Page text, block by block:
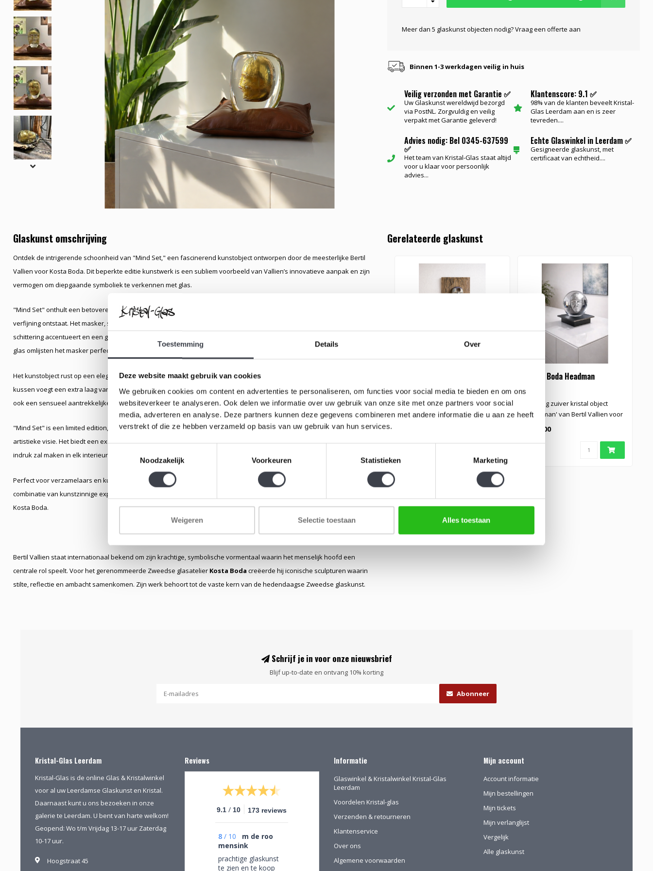
Toestemming Details Over
Deze website maakt gebruik van cookies
We gebruiken cookies om content en advertenties te personaliseren, om functies voor social media te bieden en om ons
websiteverkeer te analyseren. Ook delen we informatie over uw gebruik van onze site met onze partners voor social
media, adverteren en analyse. Deze partners kunnen deze gegevens combineren met andere informatie die u aan ze heeft
verstrekt of die ze hebben verzameld op basis van uw gebruik van hun services.
Noodzakelijk
Voorkeuren Statistieken Marketing
Weigeren Selectie toestaan Alles toestaan
Meer dan 5 glaskunst objecten nodig? Vraag een offerte aan
Binnen 1-3 werkdagen veilig in huis
Veilig verzonden met Garantie ✅
Uw Glaskunst wereldwijd bezorgd
via PostNL. Zorgvuldig en veilig
verpakt met Garantie geleverd!
Klantenscore: 9.1 ✅
98% van de klanten beveelt Kristal-
Glas Leerdam aan en is zeer
tevreden....
Advies nodig: Bel 0345-637599
✅
Het team van Kristal-Glas staat altijd
voor u klaar voor persoonlijk
advies...
Echte Glaswinkel in Leerdam ✅
Gesigneerde glaskunst, met
certificaat van echtheid....
Glaskunst omschrijving
Ontdek de intrigerende schoonheid van "Mind Set," een fascinerend kunstobject ontworpen door de meesterlijke Bertil
Vallien voor Kosta Boda. Dit beperkte editie kunstwerk is een subliem voorbeeld van Vallien’s innovatieve aanpak en zijn
vermogen om diepgaande symboliek te verkennen met glas.
"Mind Set" onthult een betoverend bladgouden masker in de kern van het object, waardoor een gevoel van mysterie en
verfijning ontstaat. Het masker, subtiel ingesloten in het heldere glas, reflecteert het licht op een manier die de gouden
schittering accentueert en een gevoel van luxe en diepte toevoegt aan het ontwerp. De heldere, vloeiende lijnen van het
glas omlijsten het masker perfect, waardoor een harmonieuze balans tussen transparantie en soliditeit ontstaat.
Het kunstobject rust op een elegant bruin lederen kussen dat de luxe en exclusiviteit van het stuk onderstreept. Dit
kussen voegt een extra laag van verfijning en comfort toe, waardoor het object niet alleen een visueel kunstwerk is, maar
ook een sensueel aantrekkelijke ervaring biedt.
"Mind Set" is een limited edition, wat betekent dat elk stuk een uniek voorbeeld is van Vallien’s vakmanschap en
artistieke visie. Het biedt een exclusieve kans om een waardevol en tijdloos kunstwerk te bezitten dat een diepgaande
indruk zal maken in elk interieur.
Perfect voor verzamelaars en kunstliefhebbers die op zoek zijn naar een statement piece, biedt "Mind Set" een
combinatie van kunstzinnige expressie, luxe en ambachtelijke perfectie, een waar meesterwerk van Bertil Vallien en
Kosta Boda.
Bertil Vallien staat internationaal bekend om zijn krachtige, symbolische vormentaal waarin het menselijk hoofd een
centrale rol speelt. Voor het gerenommeerde Zweedse glasatelier Kosta Boda creëerde hij iconische sculpturen waarin
stilte, reflectie en ambacht samenkomen. Zijn werk behoort tot de vaste kern van de hedendaagse Zweedse glaskunst.
Gerelateerde glaskunst
Vallien
Unieke sculptuur naar ontwerp
van Bertil Vallien.
Kosta Boda Headman
Prachtig zuiver kristal object
'Headman' van Bertil Vallien voor
€495,00
Schrijf je in voor onze nieuwsbrief
Blijf up-to-date en ontvang 10% korting
Abonneer
Kristal-Glas Leerdam
Kristal-Glas is de online Glas & Kristalwinkel
voor al uw Leerdamse Glaskunst en Kristal.
Daarnaast kunt u ons bezoeken in onze
galerie te Leerdam. U bent van harte welkom!
Geopend: Wo t/m Vrijdag 13-17 uur Zaterdag
10-17 uur.
Hoogstraat 45
Reviews
9.1 / 10 173 reviews
8 / 10
m de roo
mensink
prachtige glaskunst
te zien en te koop
Informatie
Glaswinkel & Kristalwinkel Kristal-Glas
Leerdam
Voordelen Kristal-glas
Verzenden & retourneren
Klantenservice
Over ons
Algemene voorwaarden
Mijn account
Account informatie
Mijn bestellingen
Mijn tickets
Mijn verlanglijst
Vergelijk
Alle glaskunst